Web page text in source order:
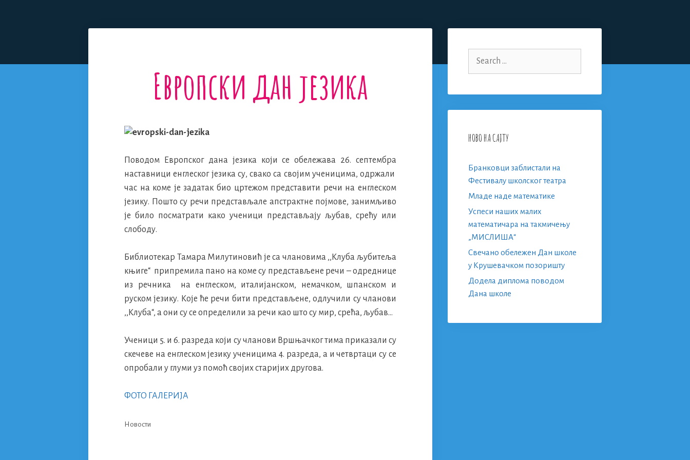
Европски дан језика
Поводом Европског дана језика који се обележава 26. септембра
наставници енглеског језика су, свако са својим ученицима, одржали
час на коме је задатак био цртежом представити речи на енглеском
језику. Пошто су речи представљале апстрактне појмове, занимљиво
је било посматрати како ученици представљају љубав, срећу или
слободу.
Библиотекар Тамара Милутиновић је са члановима ,,Клуба љубитеља
књиге“ припремила пано на коме су представљене речи – одреднице
из речника на енглеском, италијанском, немачком, шпанском и
руском језику. Које ће речи бити представљене, одлучили су чланови
,,Клуба“, а они су се определили за речи као што су мир, срећа, љубав…
Ученици 5. и 6. разреда који су чланови Вршњачког тима приказали су
скечеве на енглеском језику ученицима 4. разреда, а и четвртаци су се
опробали у глуми уз помоћ својих старијих другова.
ФОТО ГАЛЕРИЈА
Categories
Новости
НОВО НА САЈТУ
Бранковци заблистали на
Фестивалу школског театра
Младе наде математике
Успеси наших малих
математичара на такмичењу
„МИСЛИША“
Свечано обележен Дан школе
у Крушевачком позоришту
Додела диплома поводом
Дана школе